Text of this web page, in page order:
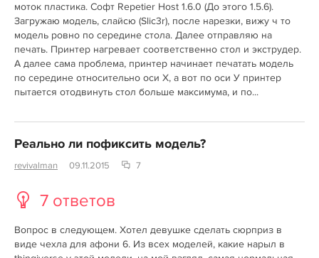
моток пластика. Софт Repetier Host 1.6.0 (До этого 1.5.6).
Загружаю модель, слайсю (Slic3r), после нарезки, вижу ч то
модель ровно по середине стола. Далее отправляю на
печать. Принтер нагревает соответственно стол и экструдер.
А далее сама проблема, принтер начинает печатать модель
по середине относительно оси Х, а вот по оси У принтер
пытается отодвинуть стол больше максимума, и по...
Реально ли пофиксить модель?
revivalman 09.11.2015 7
7 ответов
Вопрос в следующем. Хотел девушке сделать сюрприз в
виде чехла для афони 6. Из всех моделей, какие нарыл в